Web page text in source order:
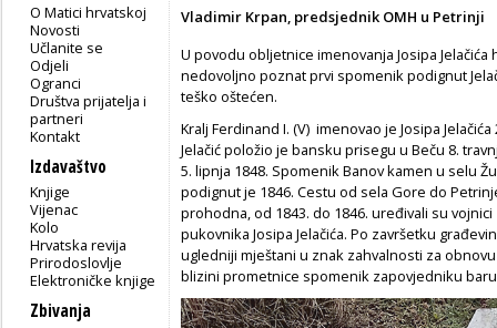
O Matici hrvatskoj
Novosti
Učlanite se
Odjeli
Ogranci
Društva prijatelja i
partneri
Kontakt
Izdavaštvo
Knjige
Vijenac
Kolo
Hrvatska revija
Prirodoslovlje
Elektroničke knjige
Zbivanja
Vladimir Krpan, predsjednik OMH u Petrinji
U povodu obljetnice imenovanja Josipa
nedovoljno poznat prvi spomenik podignut
teško oštećen.
Kralj Ferdinand I. (V) imenovao je Josipa
Jelačić položio je bansku prisegu u Beču 8.
5. lipnja 1848. Spomenik Banov kamen u selu
podignut je 1846. Cestu od sela Gore do
prohodna, od 1843. do 1846. uređivali su
pukovnika Josipa Jelačića. Po završetku
ugledniji mještani u znak zahvalnosti za
blizini prometnice spomenik zapovjedniku